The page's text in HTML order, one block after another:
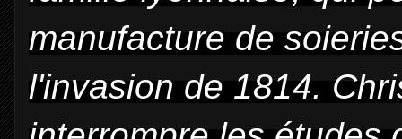
manufacture de
l'invasion de 1814.